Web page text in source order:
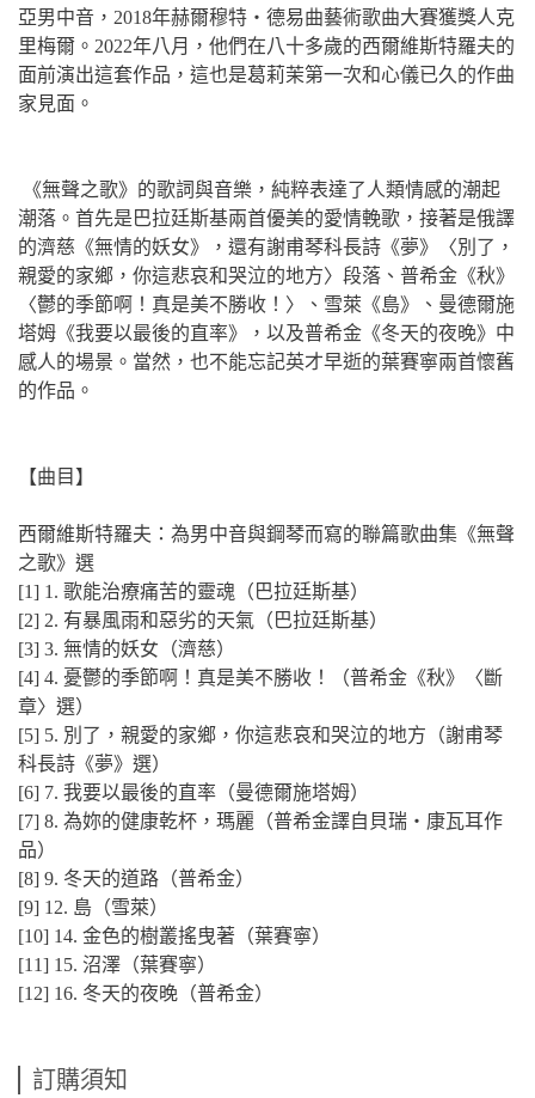
亞男中音，2018年赫爾穆特‧德易曲藝術歌曲大賽獲獎人克
里梅爾。2022年八月，他們在八十多歲的西爾維斯特羅夫的
面前演出這套作品，這也是葛莉茉第一次和心儀已久的作曲
家見面。
《無聲之歌》的歌詞與音樂，純粹表達了人類情感的潮起
潮落。首先是巴拉廷斯基兩首優美的愛情輓歌，接著是俄譯
的濟慈《無情的妖女》，還有謝甫琴科長詩《夢》〈別了，
親愛的家鄉，你這悲哀和哭泣的地方〉段落、普希金《秋》
〈鬱的季節啊！真是美不勝收！〉、雪萊《島》、曼德爾施
塔姆《我要以最後的直率》，以及普希金《冬天的夜晚》中
感人的場景。當然，也不能忘記英才早逝的葉賽寧兩首懷舊
的作品。
【曲目】
西爾維斯特羅夫：為男中音與鋼琴而寫的聯篇歌曲集《無聲
之歌》選
[1] 1. 歌能治療痛苦的靈魂（巴拉廷斯基）
[2] 2. 有暴風雨和惡劣的天氣（巴拉廷斯基）
[3] 3. 無情的妖女（濟慈）
[4] 4. 憂鬱的季節啊！真是美不勝收！（普希金《秋》〈斷
章〉選）
[5] 5. 別了，親愛的家鄉，你這悲哀和哭泣的地方（謝甫琴
科長詩《夢》選）
[6] 7. 我要以最後的直率（曼德爾施塔姆）
[7] 8. 為妳的健康乾杯，瑪麗（普希金譯自貝瑞‧康瓦耳作
品）
[8] 9. 冬天的道路（普希金）
[9] 12. 島（雪萊）
[10] 14. 金色的樹叢搖曳著（葉賽寧）
[11] 15. 沼澤（葉賽寧）
[12] 16. 冬天的夜晚（普希金）
訂購須知